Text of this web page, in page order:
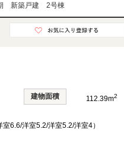
新築戸建 2号棟
建物面積 112.39m2
6.6/洋室5.2/洋室5.2/洋室4）